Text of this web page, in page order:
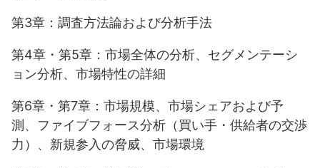
第3章：調査方法論および分析手法
第4章・第5章：市場全体の分析、セグメンテーシ
ョン分析、市場特性の詳細
第6章・第7章：市場規模、市場シェアおよび予
測、ファイブフォース分析（買い手・供給者の交渉
力）、新規参入の脅威、市場環境